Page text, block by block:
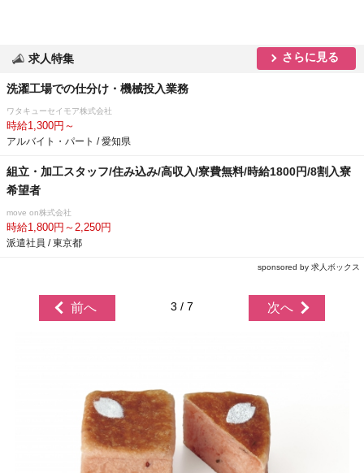
求人特集 さらに見る
洗濯工場での仕分け・機械投入業務
ワタキューセイモア株式会社
時給1,300円～
アルバイト・パート / 愛知県
組立・加工スタッフ/住み込み/高収入/寮費無料/時給1800円/8割入寮
希望者
move on株式会社
時給1,800円～2,250円
派遣社員 / 東京都
sponsored by 求人ボックス
前へ 3 / 7 次へ